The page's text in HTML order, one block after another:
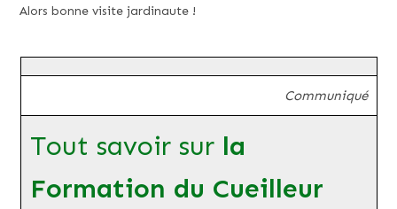
Alors bonne visite jardinaute !
Communiqué
Tout savoir sur la
Formation du Cueilleur